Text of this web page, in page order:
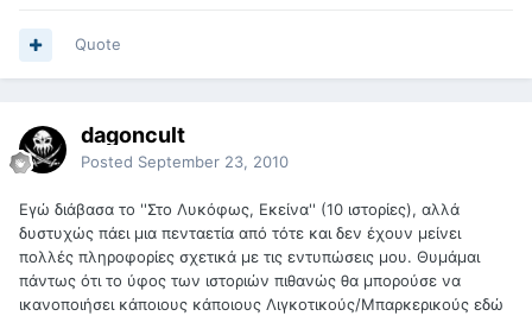
Quote
dagoncult
Posted September 23, 2010
Εγώ διάβασα το ''Στο Λυκόφως, Εκείνα'' (10 ιστορίες), αλλά
δυστυχώς πάει μια πενταετία από τότε και δεν έχουν μείνει
πολλές πληροφορίες σχετικά με τις εντυπώσεις μου. Θυμάμαι
πάντως ότι το ύφος των ιστοριών πιθανώς θα μπορούσε να
ικανοποιήσει κάποιους κάποιους Λιγκοτικούς/Μπαρκερικούς εδώ